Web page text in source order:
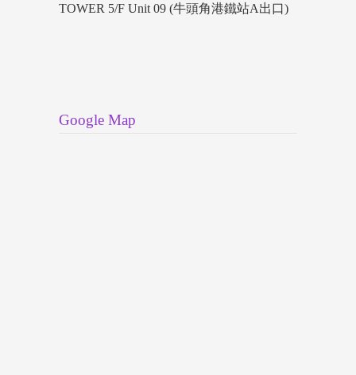
TOWER 5/F Unit 09 (牛頭角港鐵站A出口)
Google Map